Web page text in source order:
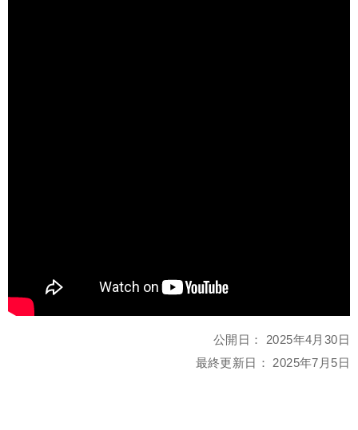
公開日： 2025年4月30日
最終更新日：2025年7月5日